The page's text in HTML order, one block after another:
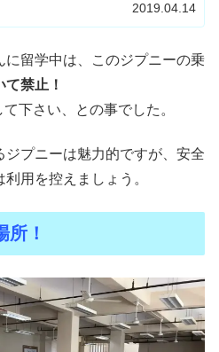
2019.04.14
に留学中は、このジプニーの乗
禁止！
下さい、との事でした。
プニーは魅力的ですが、安全
用を控えましょう。
所！